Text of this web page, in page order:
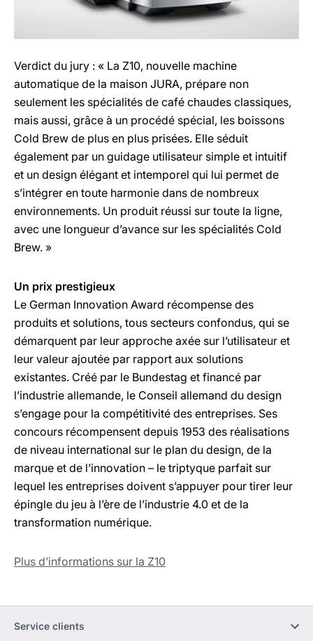
Verdict du jury : « La Z10, nouvelle machine
automatique de la maison JURA, prépare non
seulement les spécialités de café chaudes classiques,
mais aussi, grâce à un procédé spécial, les boissons
Cold Brew de plus en plus prisées. Elle séduit
également par un guidage utilisateur simple et intuitif
et un design élégant et intemporel qui lui permet de
s’intégrer en toute harmonie dans de nombreux
environnements. Un produit réussi sur toute la ligne,
avec une longueur d’avance sur les spécialités Cold
Brew. »
Un prix prestigieux
Le German Innovation Award récompense des
produits et solutions, tous secteurs confondus, qui se
démarquent par leur approche axée sur l’utilisateur et
leur valeur ajoutée par rapport aux solutions
existantes. Créé par le Bundestag et financé par
l’industrie allemande, le Conseil allemand du design
s’engage pour la compétitivité des entreprises. Ses
concours récompensent depuis 1953 des réalisations
de niveau international sur le plan du design, de la
marque et de l’innovation – le triptyque parfait sur
lequel les entreprises doivent s’appuyer pour tirer leur
épingle du jeu à l’ère de l’industrie 4.0 et de la
transformation numérique.
Plus d’informations sur la Z10
Service clients